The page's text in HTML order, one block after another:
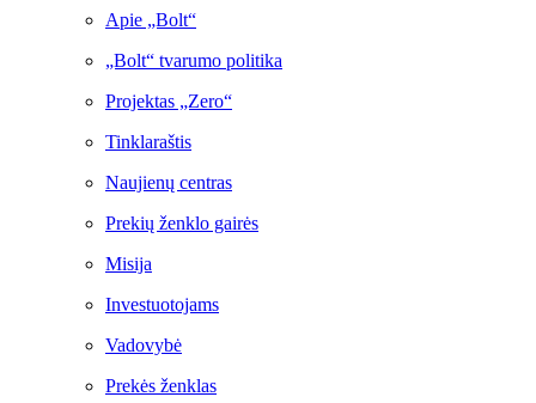
Apie „Bolt“
„Bolt“ tvarumo politika
Projektas „Zero“
Tinklaraštis
Naujienų centras
Prekių ženklo gairės
Misija
Investuotojams
Vadovybė
Prekės ženklas